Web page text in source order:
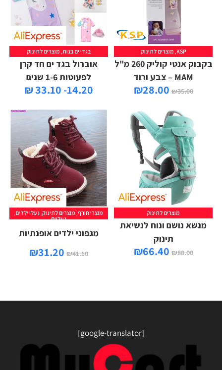
KSP מוצרים לתינוק
בקבוק אנטי קוליק 260 מ"ל
MAM – צבע ורוד
₪35.00
₪28.00
בגדי ים בנות מוצרים לתינוק
אוברול בגד ים חד קרן
לפעוטות 1-6 שנים
14.20- 33.10 ₪
מוצרים לתינוק
מנשא נושם ונוח לנשיאת
תינוק
₪80.00
₪66.40
מוצרי חורף, מוצרים לתינוק, נעלי ילדים
נעליים
מגפוני ילדים אופנתיות
₪41.10
₪31.20
[google-translator]